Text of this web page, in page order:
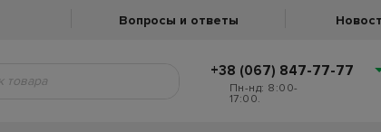
Вопросы и ответы
+38 (067) 847-77-77
Пн-нд: 8:00-
17:00.